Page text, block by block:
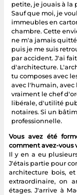
petite, je jouais à la
Sauf que moi, je
immeubles en
chambre. Cette
ne m'a jamais
puis je me suis
par accident. J'ai
d'architecture.
tu composes avec
avec l'humain,
vraiment le chef
libérale, d'utilité
notaires. Si un
professionnelle.
Vous avez été
comment avez-vous
Il y en a eu
J'étais partie pour
architecture bois,
extraordinaire, on
étages. J'arrive à